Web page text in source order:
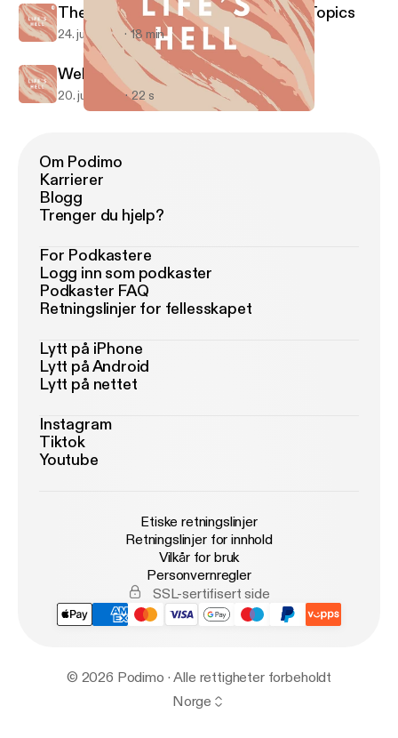
The Bell Does Dismiss You + Other Topics
24. juli 2018 18 min
Welcome to Hell
20. juli 2018 22 s
Om Podimo
Karrierer
Blogg
Trenger du hjelp?
For Podkastere
Logg inn som podkaster
Podkaster FAQ
Retningslinjer for fellesskapet
Lytt på iPhone
Lytt på Android
Lytt på nettet
Instagram
Tiktok
Youtube
Etiske retningslinjer
Retningslinjer for innhold
Vilkår for bruk
Personvernregler
SSL-sertifisert side
© 2026 Podimo · Alle rettigheter forbeholdt
Norge